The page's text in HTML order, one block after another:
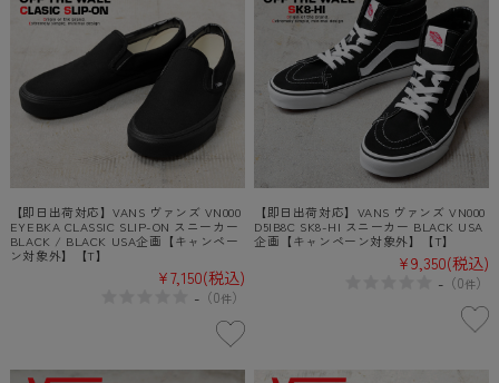
【即日出荷対応】VANS ヴァンズ VN000
EYEBKA CLASSIC SLIP-ON スニーカー
BLACK / BLACK USA企画【キャンペー
ン対象外】【T】
¥7,150(税込)
-（0件）
【即日出荷対応】VANS ヴァンズ VN000
D5IB8C SK8-HI スニーカー BLACK USA
企画【キャンペーン対象外】【T】
¥9,350(税込)
- （0件）